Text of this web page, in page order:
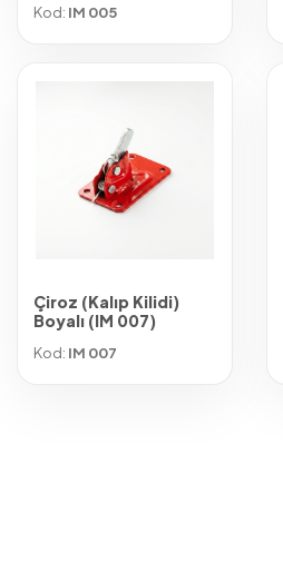
Kod: IM 005
Çiroz (Kalıp Kilidi)
Boyalı (IM 007)
Kod: IM 007